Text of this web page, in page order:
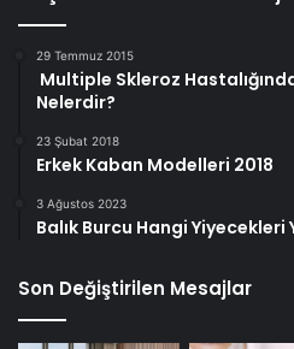
29 Temmuz 2015
Multiple Skleroz
Nelerdir?
23 Şubat 2018
Erkek Kaban Modelleri 2018
3 Ağustos 2023
Balık Burcu Hangi Yiyecekleri
Son Değiştirilen Mesajlar